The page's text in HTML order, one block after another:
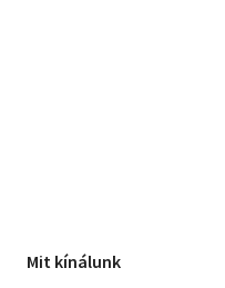
Mit kínálunk